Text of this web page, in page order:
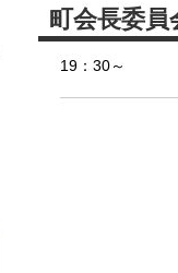
町会長委員
19：30～